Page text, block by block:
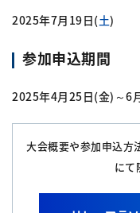
2025年7月19日(土)
参加申込期間
2025年4月25日(金)～6
大会概要や参加申込方
にて